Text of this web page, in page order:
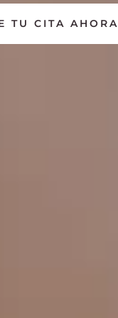
TU CITA AHORA